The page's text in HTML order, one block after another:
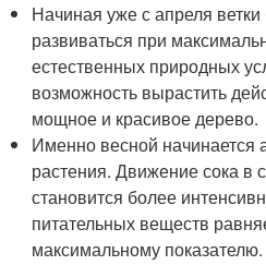
Начиная уже с апреля ветки
развиваться при
естественных природных
возможность вырастить
мощное и красивое дерево.
Именно весной начинается
растения. Движение сока в
становится более
питательных веществ
максимальному